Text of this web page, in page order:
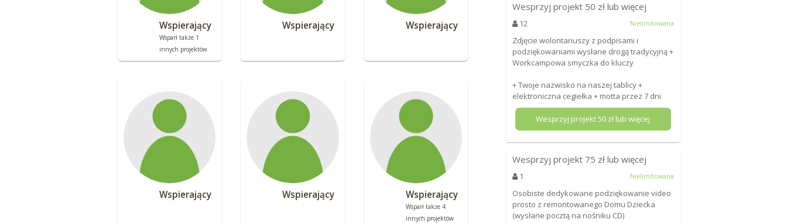
Wspierający
Wsparł także 1
innych projektów
Wspierający Wspierający
Wspierający Wspierający Wspierający
Wsparł także 4
innych projektów
Wesprzyj projekt 50 zł lub więcej
12 Nielimitowana
Zdjęcie wolontariuszy z podpisami i
podziękowaniami wysłane drogą tradycyjną +
Workcampowa smyczka do kluczy
+ Twoje nazwisko na naszej tablicy +
elektroniczna cegiełka + motta przez 7 dni
Wesprzyj projekt50 zł lub więcej
Wesprzyj projekt 75 zł lub więcej
1 Nielimitowana
Osobiste dedykowane podziękowanie video
prosto z remontowanego Domu Dziecka
(wysłane pocztą na nośniku CD)